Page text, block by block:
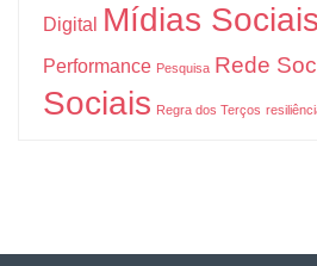
Digital Mídias Sociais
Performance Pesquisa Rede
Sociais Regra dos Terços